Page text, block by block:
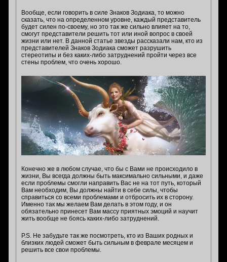
Вообще, если говорить в силе Знаков Зодиака, то можно
сказать, что на определенном уровне, каждый представитель
будет силен по-своему, но это так же сильно влияет на то,
смогут представители решить тот или иной вопрос в своей
жизни или нет. В данной статье звезды рассказали нам, кто из
представителей Знаков Зодиака сможет разрушить
стереотипы и без каких-либо затруднений пройти через все
стены проблем, что очень хорошо.
Конечно же в любом случае, что бы с Вами не происходило в
жизни, Вы всегда должны быть максимально сильными, и даже
если проблемы смогли направить Вас не на тот путь, который
Вам необходим, Вы должны найти в себе силы, чтобы
справиться со всеми проблемами и отбросить их в сторону.
Именно так мы желаем Вам делать в этом году, и он
обязательно принесет Вам массу приятных эмоций и научит
жить вообще не боясь каких-либо затруднений.
P.S. Не забудьте так же посмотреть, кто из Ваших родных и
близких людей сможет быть сильным в феврале месяцем и
решить все свои проблемы.